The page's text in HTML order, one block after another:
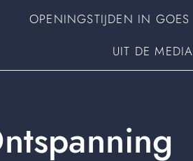
OPENINGSTIJDEN IN GOES
UIT DE MEDIA